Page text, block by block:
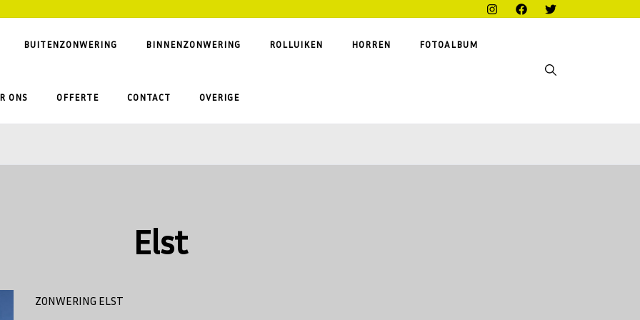
BUITENZONWERING BINNENZONWERING ROLLUIKEN HORREN FOTOALBUM
ONS OFFERTE CONTACT OVERIGE
Elst
ZONWERING ELST